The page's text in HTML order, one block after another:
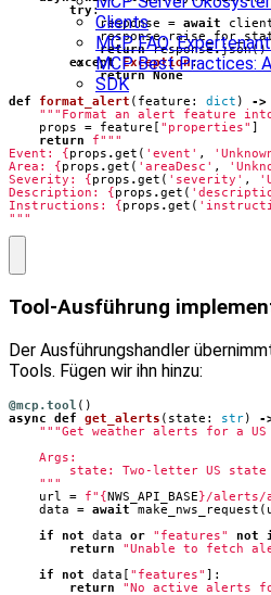
Clients
MCP FAQ:
MCP Best Practices:
SDK
try:
response
= await
response.
return response.json()
except
Exception:
return None
def
format_alert ( feature : dict ) ->
"""Format an alert feature
props
= feature [ "properties" ]
return
f
Event: {props .get ( 'event' ,
Area: {props .get ( 'areaDesc' ,
Severity: {props .get ( 'severity' ,
Description: {props .get (
Instructions: {props .get (
"""
Tool‑Ausführung
Der Ausführungshandler
Tools. Fügen wir ihn hinzu:
@mcp.tool ()
async
def get_alerts ( state : str) -
    """
url
= f" {NWS_API_BASE}/alerts/
data
= await make_nws_request (
if
not data or "features" not
return
"Unable to fetch
if
not data [ "features" ]:
return
"No active alerts